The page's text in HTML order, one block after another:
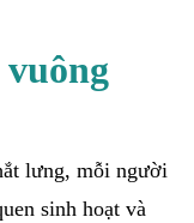
lưng, mỗi người
sinh hoạt và